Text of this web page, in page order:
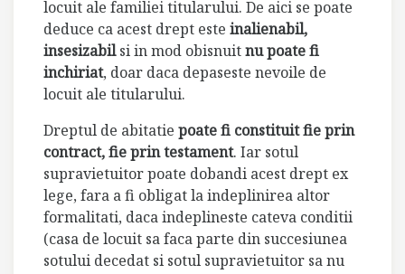
locuit ale familiei titularului. De aici se poate
deduce ca acest drept este inalienabil,
insesizabilsi in mod obisnuitnu poate fi
inchiriat, doar daca depaseste nevoile de
locuit ale titularului.
Dreptul de abitatie poate fi constituit fie prin
contract, fie prin testament. Iar sotul
supravietuitor poate dobandi acest drept ex
lege, fara a fi obligat la indeplinirea altor
formalitati, daca indeplineste cateva conditii
(casa de locuit sa faca parte din succesiunea
sotului decedat si sotul supravietuitor sa nu